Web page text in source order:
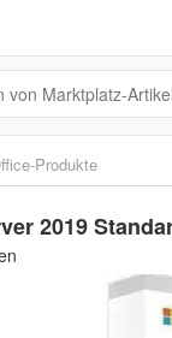
Produkte
2019